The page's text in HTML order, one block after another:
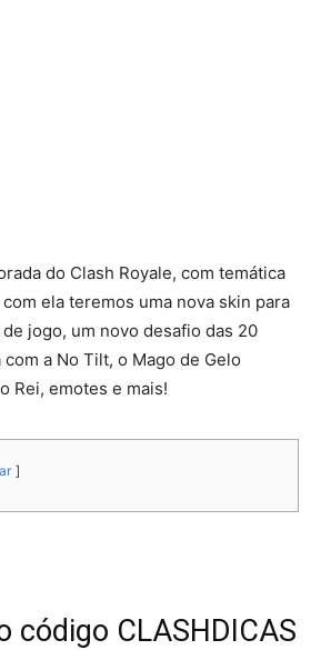
do Clash Royale, com temática
com ela teremos uma nova skin para
jogo, um novo desafio das 20
a No Tilt, o Mago de Gelo
Rei, emotes e mais!
código CLASHDICAS